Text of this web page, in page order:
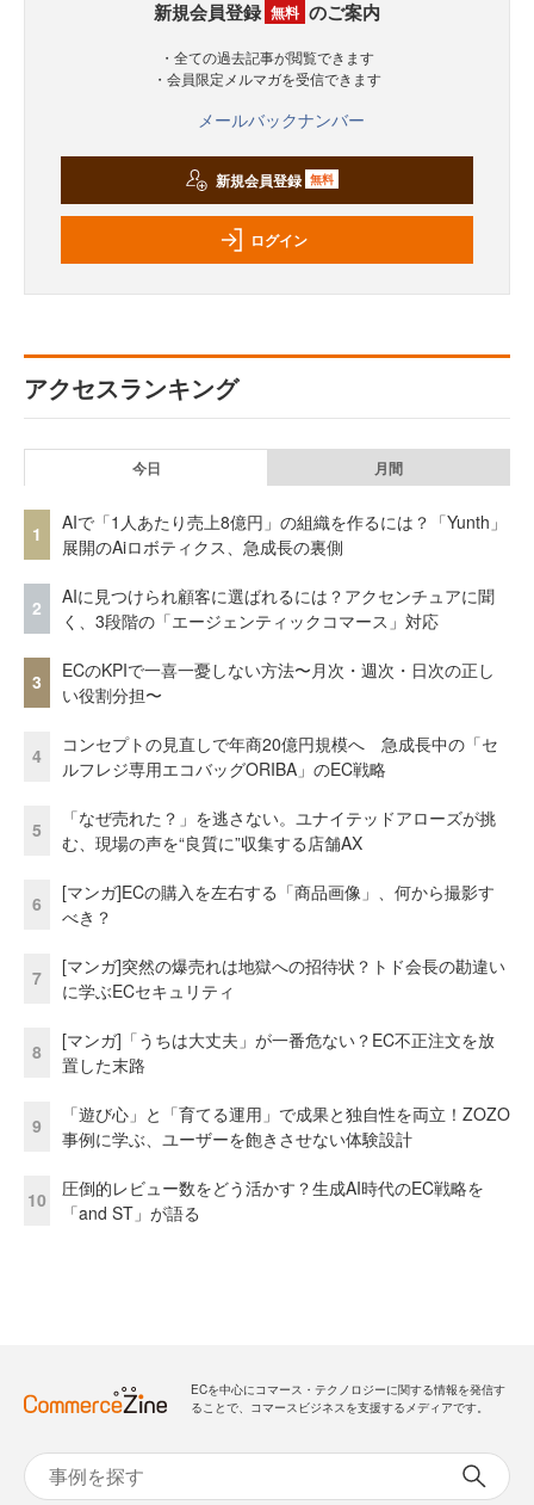
新規会員登録 無料 のご案内
・全ての過去記事が閲覧できます
・会員限定メルマガを受信できます
メールバックナンバー
新規会員登録 無料
ログイン
アクセスランキング
今日 月間
1
AIで「1人あたり売上8億円」の組織を作るには？「Yunth」
展開のAiロボティクス、急成長の裏側
2
AIに見つけられ顧客に選ばれるには？アクセンチュアに聞
く、3段階の「エージェンティックコマース」対応
3
ECのKPIで一喜一憂しない方法〜月次・週次・日次の正し
い役割分担〜
4
コンセプトの見直しで年商20億円規模へ 急成長中の「セ
ルフレジ専用エコバッグORIBA」のEC戦略
5
「なぜ売れた？」を逃さない。ユナイテッドアローズが挑
む、現場の声を“良質に”収集する店舗AX
6
[マンガ]ECの購入を左右する「商品画像」、何から撮影す
べき？
7
[マンガ]突然の爆売れは地獄への招待状？トド会長の勘違い
に学ぶECセキュリティ
8
[マンガ]「うちは大丈夫」が一番危ない？EC不正注文を放
置した末路
9
「遊び心」と「育てる運用」で成果と独自性を両立！ZOZO
事例に学ぶ、ユーザーを飽きさせない体験設計
10
圧倒的レビュー数をどう活かす？生成AI時代のEC戦略を
「and ST」が語る
ECを中心にコマース・テクノロジーに関する情報を発信す
ることで、コマースビジネスを支援するメディアです。